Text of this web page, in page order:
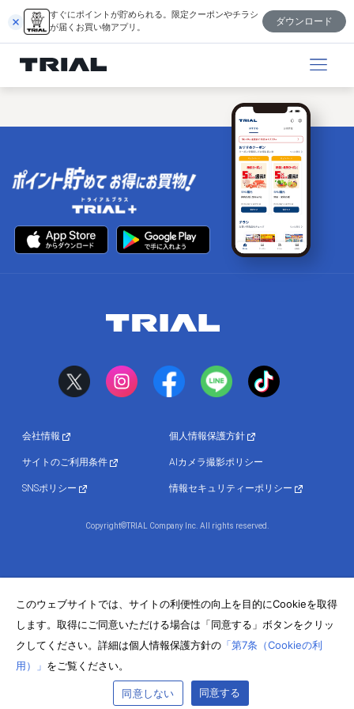
内
すぐにポイントが貯められる。限定クーポンやチラシ
が届くお買い物アプリ。
ダウンロード
会社情報 個人情報保護方針
サイトのご利用条件 AIカメラ撮影ポリシー
SNSポリシー 情報セキュリティーポリシー
Copyright©TRIAL Company Inc. All rights reserved.
このウェブサイトでは、サイトの利便性の向上を目的にCookieを取得
します。取得にご同意いただける場合は「同意する」ボタンをクリッ
クしてください。詳細は個人情報保護方針の 「第7条（Cookieの利
用）」 をご覧ください。
同意する
同意しない